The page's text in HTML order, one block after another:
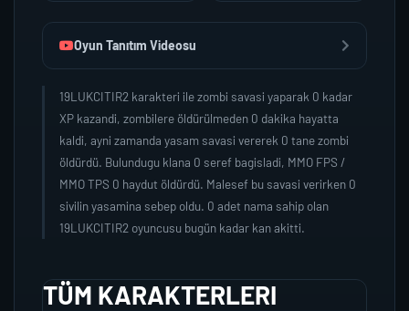
Oyun Tanıtım Videosu
19LUKCITIR2 karakteri ile zombi savasi yaparak 0 kadar
XP kazandi, zombilere öldürülmeden 0 dakika hayatta
kaldi, ayni zamanda yasam savasi vererek 0 tane zombi
öldürdü. Bulundugu klana 0 seref bagisladi, MMO FPS /
MMO TPS 0 haydut öldürdü. Malesef bu savasi verirken 0
sivilin yasamina sebep oldu. 0 adet nama sahip olan
19LUKCITIR2 oyuncusu bugün kadar kan akitti.
TÜM KARAKTERLERI